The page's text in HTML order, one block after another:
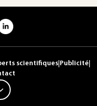
scientifiques Publicité